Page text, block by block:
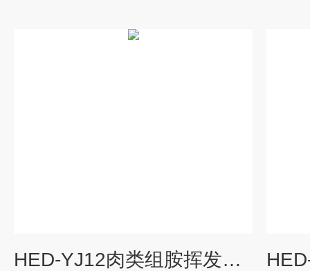
HED-YJ12肉类组胺挥发性盐基氮分析仪